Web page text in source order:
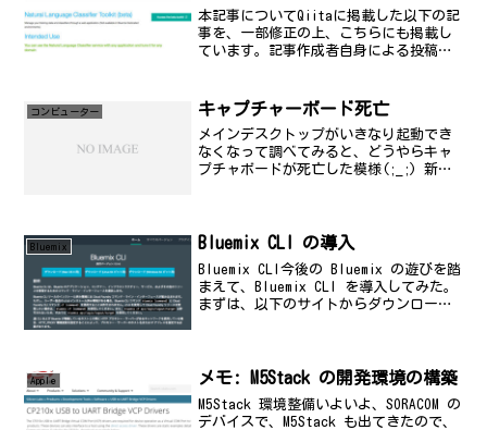
本記事についてQiitaに掲載した以下の記
事を、一部修正の上、こちらにも掲載し
ています。記事作成者自身による投稿で
して用意されている NLC...
コンビューター キャプチャーボード死亡
メインデスクトップがいきなり起動でき
なくなって調べてみると、どうやらキャ
プチャボードが死亡した模様(;_;) 新調
えよう...
Bluemix Bluemix CLI の導入
Bluemix CLI今後の Bluemix の遊びを踏
まえて、Bluemix CLI を導入してみた。
まずは、以下のサイトからダウンロー
Apple メモ: M5Stack の開発環境の構築
M5Stack 環境整備いよいよ、SORACOM の
デバイスで、M5Stack も出てきたので、